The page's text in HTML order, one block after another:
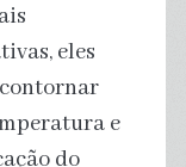
eles
e
do